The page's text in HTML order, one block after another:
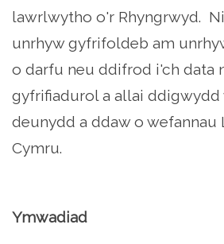
lawrlwytho o'r Rhyngrwyd.
unrhyw gyfrifoldeb am
o darfu neu ddifrod i'ch data
gyfrifiadurol a allai
deunydd a ddaw o wefannau
Cymru.
Ymwadiad